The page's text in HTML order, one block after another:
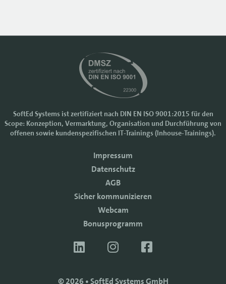
SoftEd Systems ist zertifiziert nach DIN EN ISO 9001:2015 für den
Scope: Konzeption, Vermarktung, Organisation und Durchführung von
offenen sowie kundenspezifischen IT-Trainings (Inhouse-Trainings).
© 2026 • SoftEd Systems GmbH
Impressum
Datenschutz
AGB
Sicher kommunizieren
Webcam
Bonusprogramm
Cookie-Einstellungen
verbessern. Manche Cookies sind notwendig, damit unsere Website
funktioniert. Mit anderen Cookies können wir die Zugriffe auf die
Mit einem Klick auf "Zustimmen" akzeptieren sie diese Verarbeitung
und auch die Weitergabe Ihrer Daten an Drittanbieter. Die Daten
werden für Analysen genutzt. Weitere Informationen, auch zur
Sie können die Verwendung von Cookies